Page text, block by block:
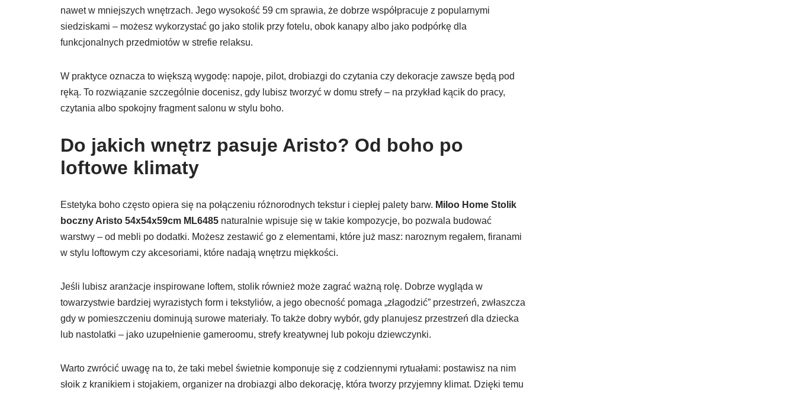
nawet w mniejszych wnętrzach. Jego wysokość 59 cm sprawia, że dobrze współpracuje z popularnymi
siedziskami – możesz wykorzystać go jako stolik przy fotelu, obok kanapy albo jako podpórkę dla
funkcjonalnych przedmiotów w strefie relaksu.
W praktyce oznacza to większą wygodę: napoje, pilot, drobiazgi do czytania czy dekoracje zawsze będą pod
ręką. To rozwiązanie szczególnie docenisz, gdy lubisz tworzyć w domu strefy – na przykład kącik do pracy,
czytania albo spokojny fragment salonu w stylu boho.
Do jakich wnętrz pasuje Aristo? Od boho po
loftowe klimaty
Estetyka boho często opiera się na połączeniu różnorodnych tekstur i ciepłej palety barw. Miloo Home Stolik
boczny Aristo 54x54x59cm ML6485 naturalnie wpisuje się w takie kompozycje, bo pozwala budować
warstwy – od mebli po dodatki. Możesz zestawić go z elementami, które już masz: naroznym regałem, firanami
w stylu loftowym czy akcesoriami, które nadają wnętrzu miękkości.
Jeśli lubisz aranżacje inspirowane loftem, stolik również może zagrać ważną rolę. Dobrze wygląda w
towarzystwie bardziej wyrazistych form i tekstyliów, a jego obecność pomaga „złagodzić” przestrzeń, zwłaszcza
gdy w pomieszczeniu dominują surowe materiały. To także dobry wybór, gdy planujesz przestrzeń dla dziecka
lub nastolatki – jako uzupełnienie gameroomu, strefy kreatywnej lub pokoju dziewczynki.
Warto zwrócić uwagę na to, że taki mebel świetnie komponuje się z codziennymi rytuałami: postawisz na nim
słoik z kranikiem i stojakiem, organizer na drobiazgi albo dekorację, która tworzy przyjemny klimat. Dzięki temu